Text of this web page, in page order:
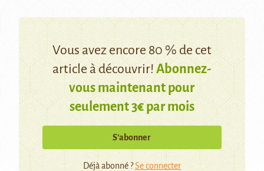
Vous avez encore 80 % de cet
article à découvrir!Abonnez-
vous maintenant pour
seulement 3€ par mois
S’abonner
Déjà abonné ?Se connecter